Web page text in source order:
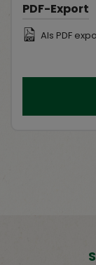
PDF-Export
Als PDF